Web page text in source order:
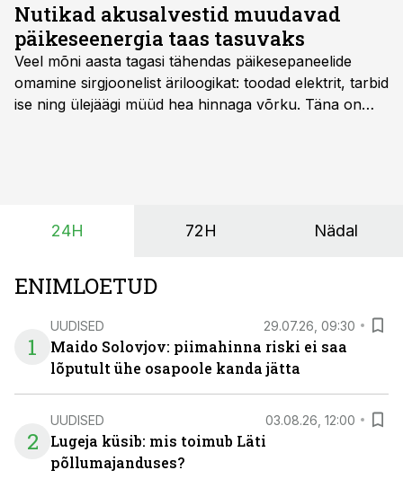
Nutikad akusalvestid muudavad
päikeseenergia taas tasuvaks
Veel mõni aasta tagasi tähendas päikesepaneelide
omamine sirgjoonelist äriloogikat: toodad elektrit, tarbid
ise ning ülejäägi müüd hea hinnaga võrku. Täna on
põllumajandusettevõtete jaoks üheks olulisemaks
24H 72H Nädal
ENIMLOETUD
1
UUDISED 29.07.26, 09:30
Maido Solovjov: piimahinna riski ei saa
lõputult ühe osapoole kanda jätta
2
UUDISED 03.08.26, 12:00
Lugeja küsib: mis toimub Läti
põllumajanduses?